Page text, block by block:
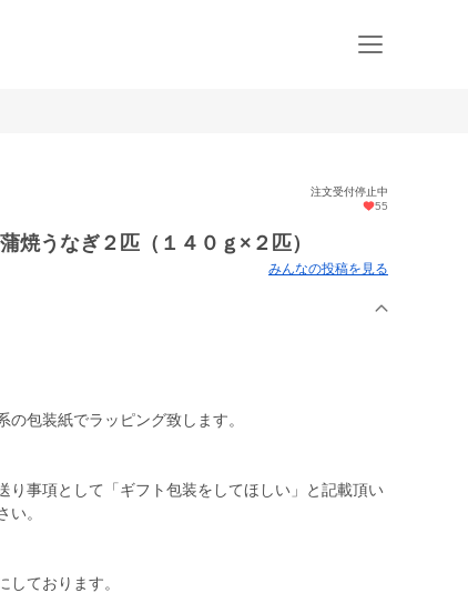
注文受付停止中
55
焼うなぎ２匹（１４０ｇ×２匹）
みんなの投稿を見る
包装紙でラッピング致します。
り事項として「ギフト包装をしてほしい」と記載頂い
。
ております。